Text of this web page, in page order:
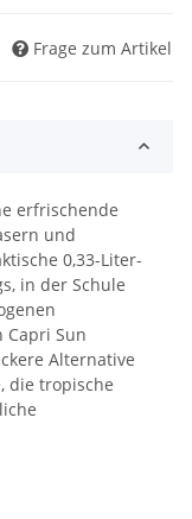
Frage zum Artikel
erfrischende
und
0,33-Liter-
in der Schule
Capri Sun
Alternative
die tropische